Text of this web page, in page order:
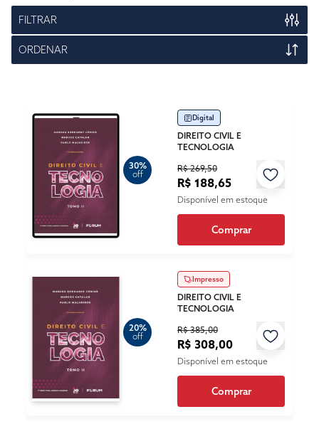
FILTRAR
ORDENAR
30%
off
Digital
DIREITO CIVIL E
TECNOLOGIA
R$ 269,50
R$ 188,65
Disponível em estoque
Comprar
20%
off
Impresso
DIREITO CIVIL E
TECNOLOGIA
R$ 385,00
R$ 308,00
Disponível em estoque
Comprar